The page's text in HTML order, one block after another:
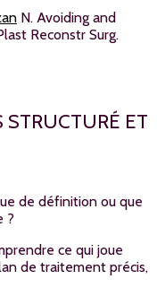
N. Avoiding and
Reconstr Surg.
ET
de définition ou que
?
ce qui joue
de traitement précis,